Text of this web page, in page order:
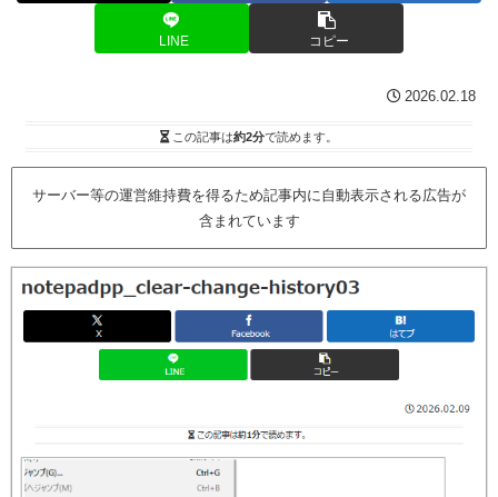
LINE コピー
2026.02.18
この記事は約2分で読めます。
サーバー等の運営維持費を得るため記事内に自動表示される広告が
含まれています